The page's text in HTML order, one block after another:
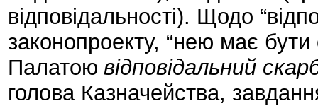
відповідальності). Щодо
законопроекту, “нею має
Палатою відповідальний
голова Казначейства,